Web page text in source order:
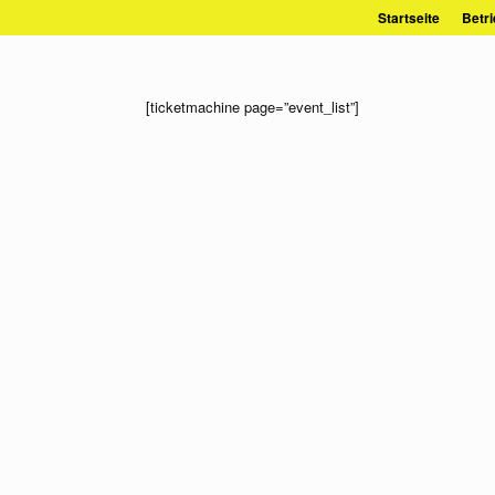
Inhalt
Startseite
[ticketmachine page=”event_list”]